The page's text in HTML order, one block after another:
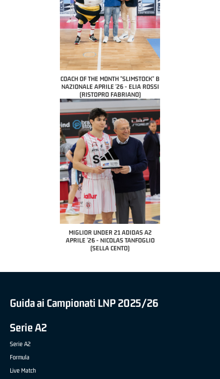
COACH OF THE MONTH "SLIMSTOCK" B
NAZIONALE APRILE '26 - ELIA ROSSI
(RISTOPRO FABRIANO)
MIGLIOR UNDER 21 ADIDAS A2
APRILE '26 - NICOLAS TANFOGLIO
(SELLA CENTO)
Guida ai Campionati LNP 2025/26
Serie A2
Serie A2
Formula
Live Match